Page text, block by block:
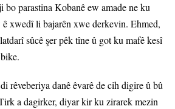
parastina Kobanê ew amade ne ku
xwedî li bajarên xwe derkevin. Ehmed,
sûcê şer pêk tîne û got ku mafê kesî
rêveberiya danê êvarê de cih digire û bû
a dagirker, diyar kir ku zirarek mezin